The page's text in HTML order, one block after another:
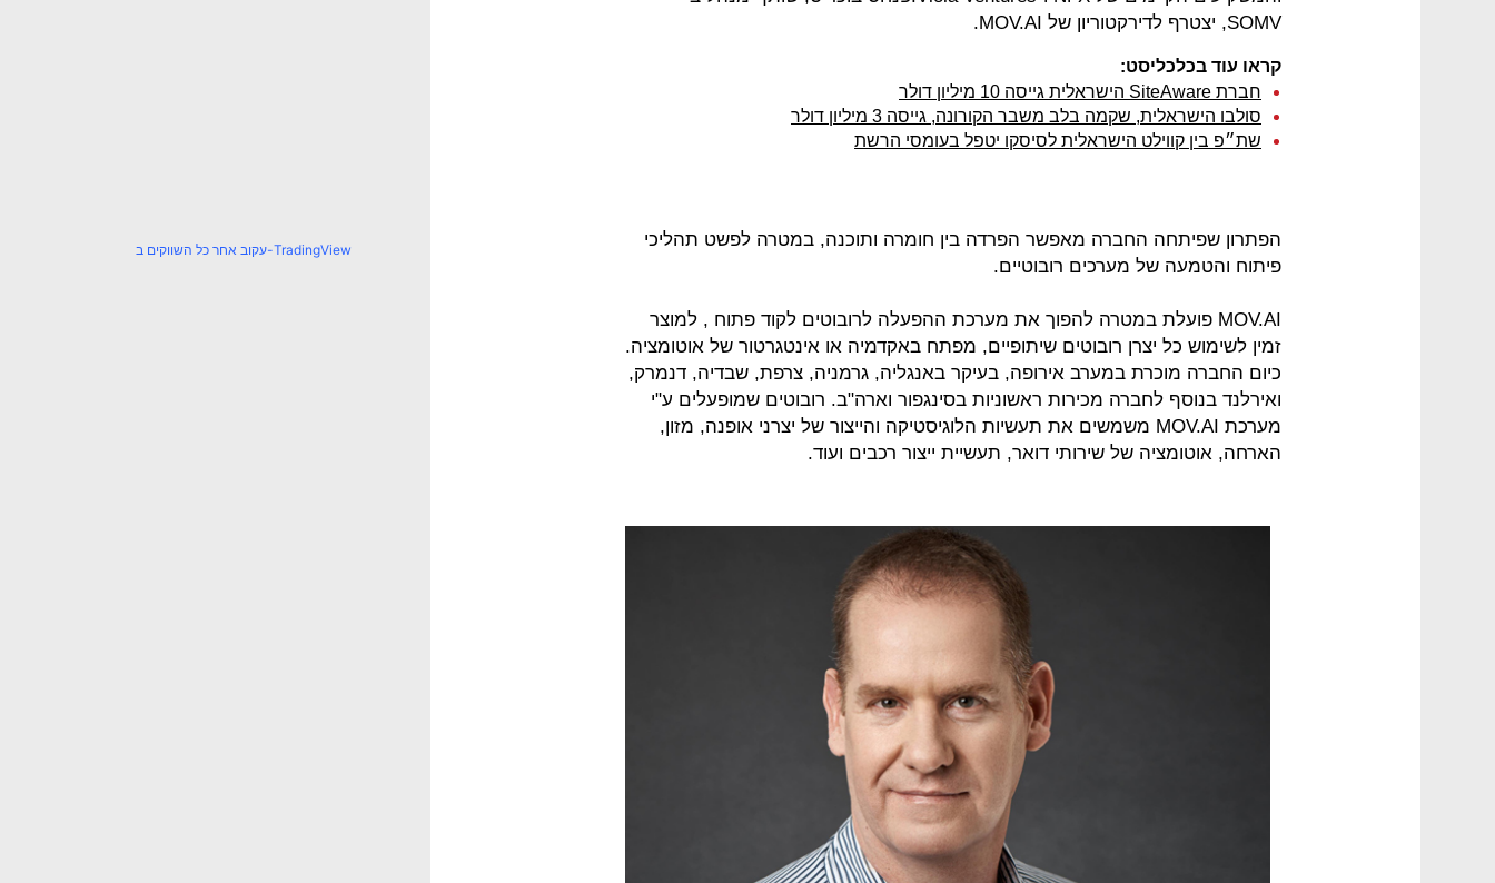
SOMV, יצטרף לדירקטוריון של MOV.AI.
קראו עוד בכלכליסט:
חברת SiteAware הישראלית גייסה 10 מיליון דולר
סולבו הישראלית, שקמה בלב משבר הקורונה, גייסה 3 מיליון דולר
שת״פ בין קווילט הישראלית לסיסקו יטפל בעומסי הרשת
הפתרון שפיתחה החברה מאפשר הפרדה בין חומרה ותוכנה, במטרה לפשט תהליכי
פיתוח והטמעה של מערכים רובוטיים.
MOV.AI פועלת במטרה להפוך את מערכת ההפעלה לרובוטים לקוד פתוח , למוצר
זמין לשימוש כל יצרן רובוטים שיתופיים, מפתח באקדמיה או אינטגרטור של אוטומציה.
כיום החברה מוכרת במערב אירופה, בעיקר באנגליה, גרמניה, צרפת, שבדיה, דנמרק,
ואירלנד בנוסף לחברה מכירות ראשוניות בסינגפור וארה"ב. רובוטים שמופעלים ע"י
מערכת MOV.AI משמשים את תעשיות הלוגיסטיקה והייצור של יצרני אופנה, מזון,
הארחה, אוטומציה של שירותי דואר, תעשיית ייצור רכבים ועוד.
עקוב אחר כל השווקים ב-TradingView